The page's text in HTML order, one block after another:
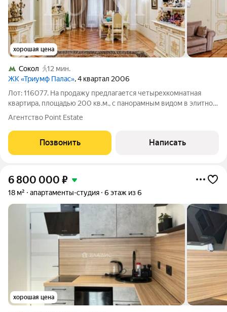
хорошая цена
Сокол
12 мин.
ЖК «Триумф Палас», 4 квартал 2006
Лот: 116077. На продажу предлагается четырехкомнатная
квартира, площадью 200 кв.м., с панорамным видом в элитном
жилом комплексе "Триумф Палас". Функциональная
две из которых со своими
Агентство Point Estate
Позвонить Написать
6 800 000 ₽
18 м² апартаменты-студия 6 этаж из 6
хорошая цена